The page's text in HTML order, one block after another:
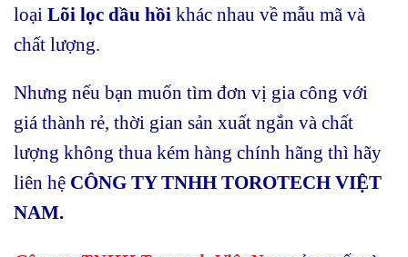
loại Lõi lọc dầu hồi khác nhau về mẫu mã và
chất lượng.
Nhưng nếu bạn muốn tìm đơn vị gia công với
giá thành rẻ, thời gian sản xuất ngắn và chất
lượng không thua kém hàng chính hãng thì hãy
liên hệ CÔNG TY TNHH TOROTECH VIỆT
NAM.